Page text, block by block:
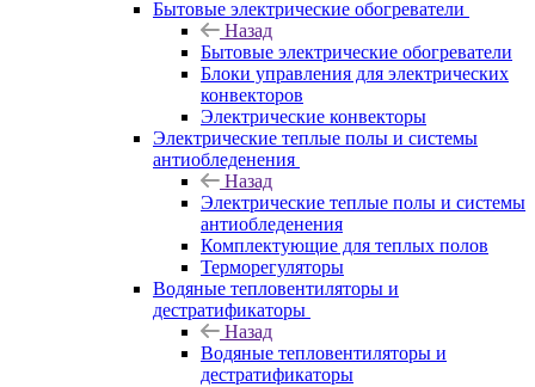
Бытовые электрические обогреватели
Назад
Бытовые электрические обогреватели
Блоки управления для электрических
конвекторов
Электрические конвекторы
Электрические теплые полы и системы
антиобледенения
Назад
Электрические теплые полы и системы
антиобледенения
Комплектующие для теплых полов
Терморегуляторы
Водяные тепловентиляторы и
дестратификаторы
Назад
Водяные тепловентиляторы и
дестратификаторы